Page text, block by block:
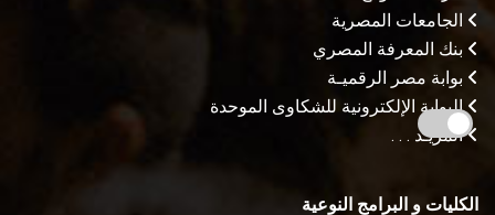
الجامعات المصرية
بنك المعرفة المصري
بوابة مصر الرقميـة
البوابة الإلكترونية للشكاوى الموحدة
المزيـد . . .
الكليات و البرامج النوعية